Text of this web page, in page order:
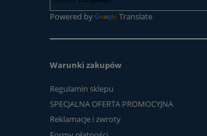
Powered by Translate
Warunki zakupów
Regulamin sklepu
SPECJALNA OFERTA PROMOCYJNA
Reklamacje i zwroty